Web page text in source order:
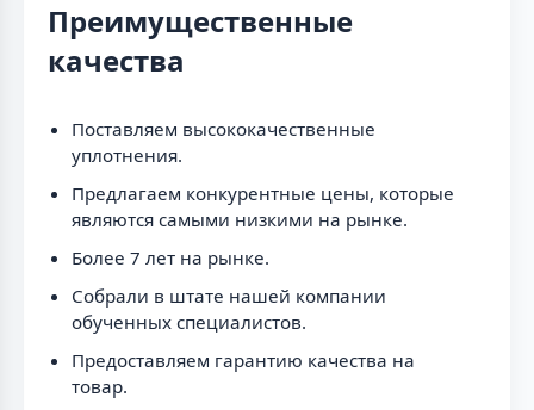
Преимущественные
качества
Поставляем высококачественные
уплотнения.
Предлагаем конкурентные цены, которые
являются самыми низкими на рынке.
Более 7 лет на рынке.
Собрали в штате нашей компании
обученных специалистов.
Предоставляем гарантию качества на
товар.